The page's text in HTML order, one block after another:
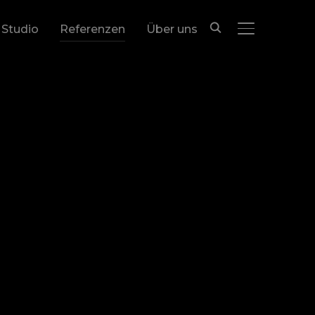
Referenzen Über uns